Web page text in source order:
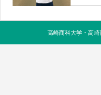
高崎商科大学・高